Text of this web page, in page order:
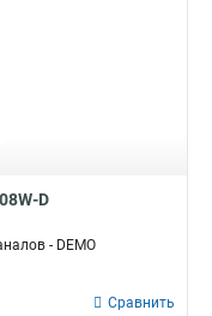
D
- DEMO
Сравнить